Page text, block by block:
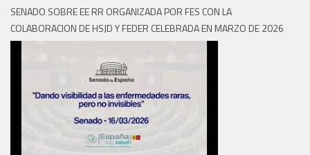
SENADO SOBRE EE RR ORGANIZADA POR FES CON LA
COLABORACION DE HSJD Y FEDER CELEBRADA EN MARZO DE 2026